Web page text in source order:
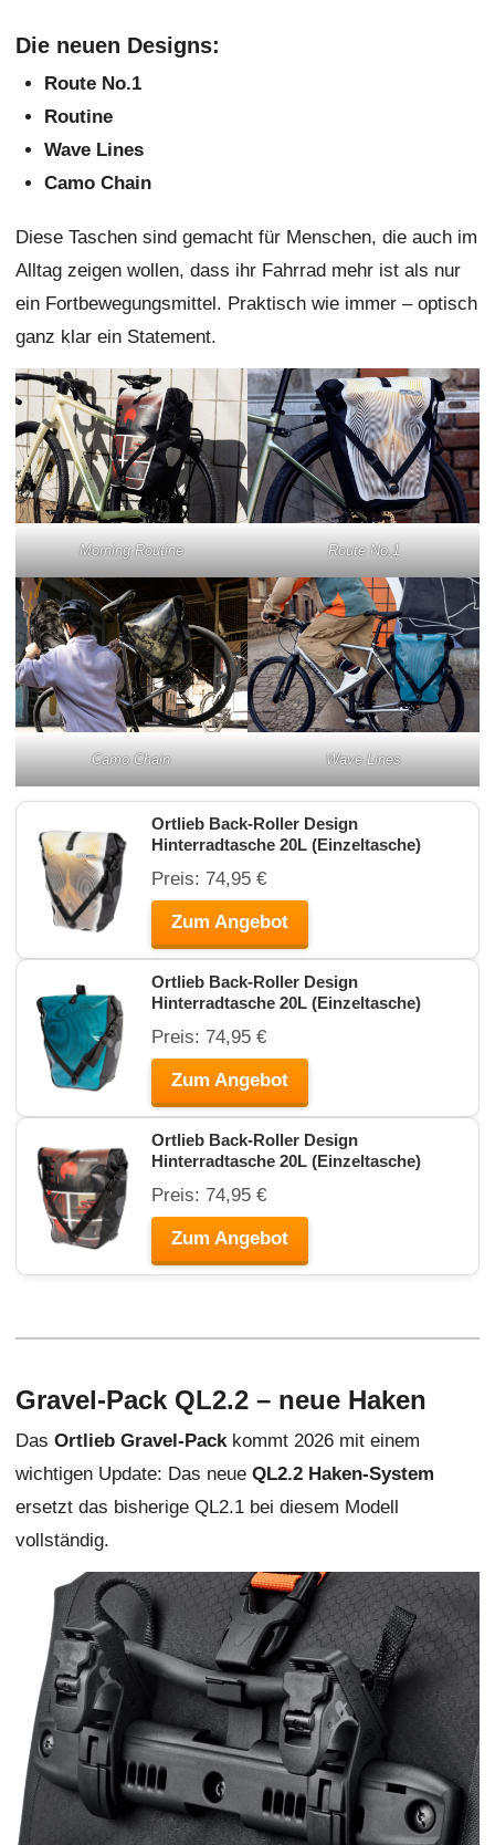
Die neuen Designs:
Route No.1
Routine
Wave Lines
Camo Chain
Diese Taschen sind gemacht für Menschen, die auch im
Alltag zeigen wollen, dass ihr Fahrrad mehr ist als nur
ein Fortbewegungsmittel. Praktisch wie immer – optisch
ganz klar ein Statement.
Morning Routine Route No.1
Camo Chain Wave Lines
Ortlieb Back-Roller Design
Hinterradtasche 20L (Einzeltasche)
Preis: 74,95 €
Zum Angebot
Ortlieb Back-Roller Design
Hinterradtasche 20L (Einzeltasche)
Preis: 74,95 €
Zum Angebot
Ortlieb Back-Roller Design
Hinterradtasche 20L (Einzeltasche)
Preis: 74,95 €
Zum Angebot
Gravel-Pack QL2.2 – neue Haken
Das Ortlieb Gravel-Packkommt 2026 mit einem
wichtigen Update: Das neue QL2.2 Haken-System
ersetzt das bisherige QL2.1 bei diesem Modell
vollständig.